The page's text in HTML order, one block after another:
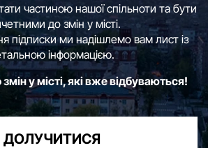
частиною нашої спільноти та бути
до змін у місті.
підписки ми надішлемо вам лист із
інформацією.
у місті, які вже відбуваються!
ДОЛУЧИТИСЯ